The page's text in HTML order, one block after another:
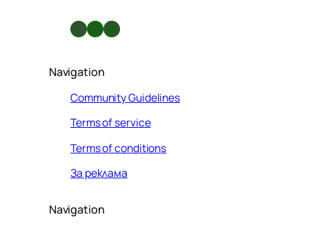
Facebook X GitHub
Navigation
Community Guidelines
Terms of service
Terms of conditions
За реклама
Navigation